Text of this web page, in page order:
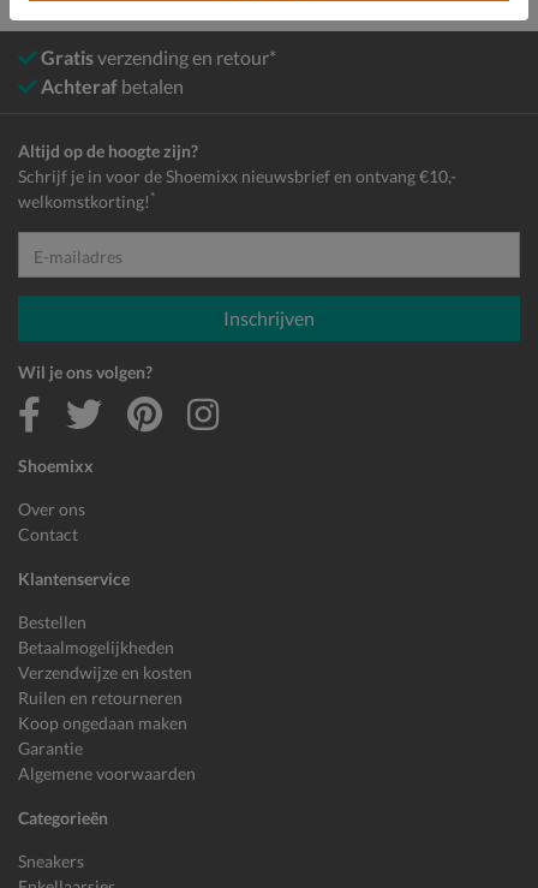
Gratisverzending en retour*
Achteraf betalen
Shoemixx
Over ons
Contact
Klantenservice
Bestellen
Betaalmogelijkheden
Verzendwijze en kosten
Ruilen en retourneren
Koop ongedaan maken
Garantie
Algemene voorwaarden
Categorieën
Sneakers
Altijd op de hoogte zijn?
Schrijf je in voor de Shoemixx nieuwsbrief en ontvang €10,-
welkomstkorting! *
E-mailadres
Inschrijven
Wil je ons volgen?